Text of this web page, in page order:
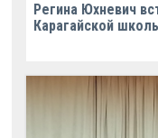
Регина Юхневич
Карагайской